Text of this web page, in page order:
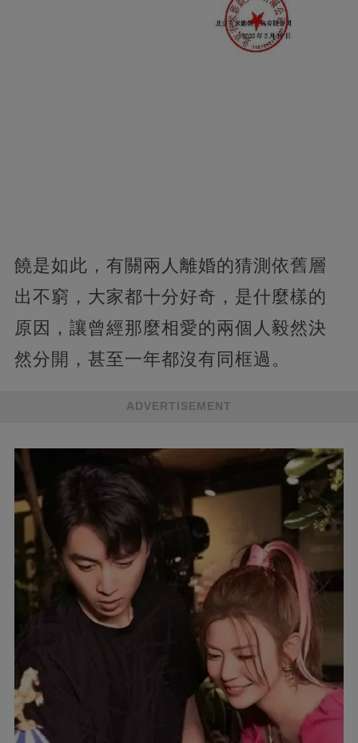
饒是如此，有關兩人離婚的猜測依舊層
出不窮，大家都十分好奇，是什麼樣的
原因，讓曾經那麼相愛的兩個人毅然決
然分開，甚至一年都沒有同框過。
ADVERTISEMENT